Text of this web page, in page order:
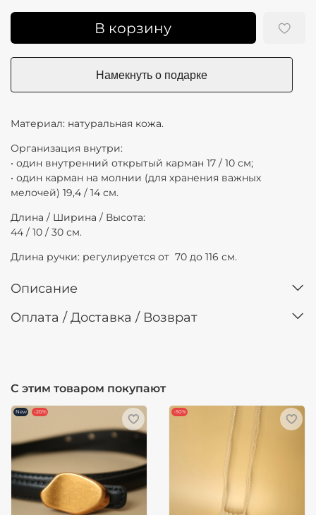
В корзину
Материал: натуральная кожа.
Организация внутри:
• один внутренний открытый карман 17 / 10 см;
• один карман на молнии (для хранения важных
мелочей) 19,4 / 14 см.
Длина / Ширина / Высота:
44 / 10 / 30 см.
Длина ручки: регулируется от 70 до 116 см.
Описание
Оплата / Доставка / Возврат
С этим товаром покупают
New -20% -50%